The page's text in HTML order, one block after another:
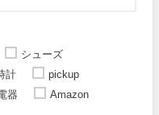
シューズ
計
pickup
器 Amazon